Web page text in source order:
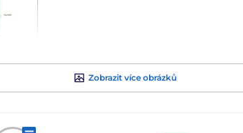
Zobrazit více obrázků